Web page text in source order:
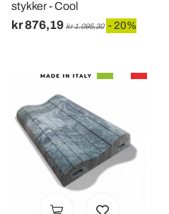
stykker - Cool
kr 876,19 kr 1.095,30 - 20%